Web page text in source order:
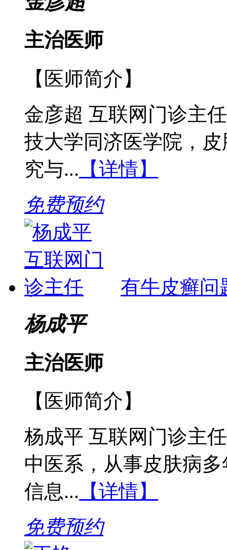
主治医师
【医师简介】
金彦超 互联网门诊主
技大学同济医学院，
究与... 【详情】
免费预约
有牛皮癣问
杨成平
主治医师
【医师简介】
杨成平 互联网门诊主
中医系，从事皮肤病
信息... 【详情】
免费预约